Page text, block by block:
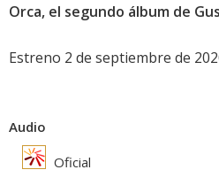
Orca, el segundo álbum de
Estreno 2 de septiembre de
Audio
Oficial